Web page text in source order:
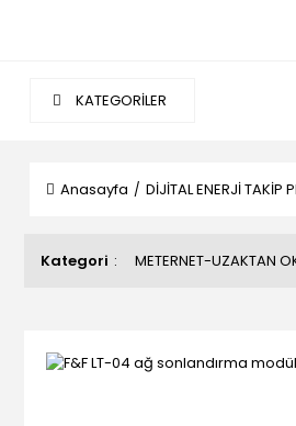
KATEGORİLER
Anasayfa DİJİTAL ENERJİ TAKİP
Kategori METERNET-UZAKTAN